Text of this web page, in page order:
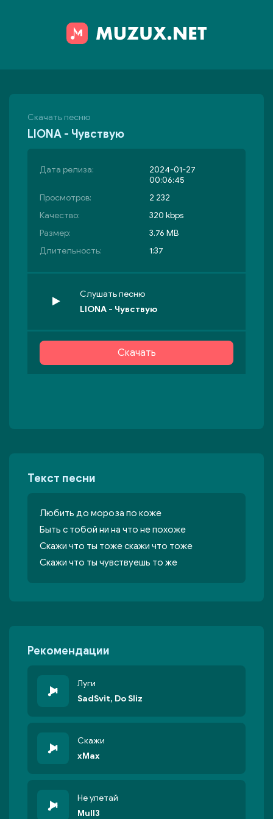
Скачать песню
LIONA - Чувствую
Дата релиза:
2024-01-27
00:06:45
Просмотров:
2 232
Качество:
320 kbps
Размер:
3.76 MB
Длительность:
1:37
Слушать песню
LIONA - Чувствую
Скачать
Текст песни
Любить до мороза по коже
Быть с тобой ни на что не похоже
Скажи что ты тоже скажи что тоже
Скажи что ты чувствуешь то же
Рекомендации
Луги
SadSvit, Do Sliz
Скажи
xMax
Не улетай
Mull3